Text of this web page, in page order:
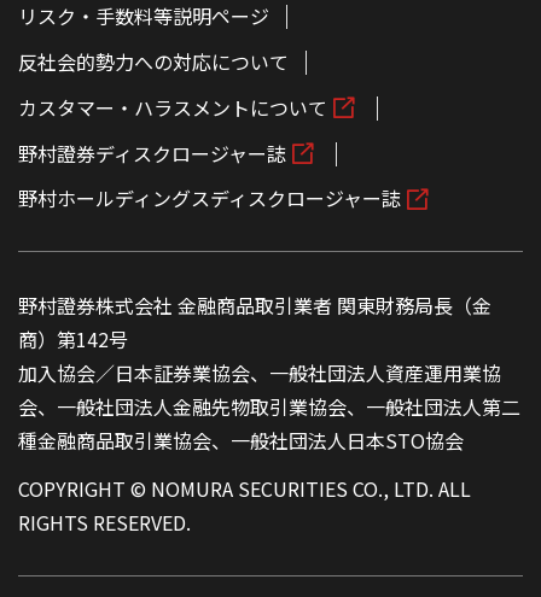
リスク・手数料等説明ページ
反社会的勢力への対応について
カスタマー・ハラスメントについて
野村證券ディスクロージャー誌
野村ホールディングスディスクロージャー誌
野村證券株式会社 金融商品取引業者 関東財務局長（金
商）第142号
加入協会／日本証券業協会、一般社団法人資産運用業協
会、一般社団法人金融先物取引業協会、一般社団法人第二
種金融商品取引業協会、一般社団法人日本STO協会
COPYRIGHT © NOMURA SECURITIES CO., LTD. ALL
RIGHTS RESERVED.